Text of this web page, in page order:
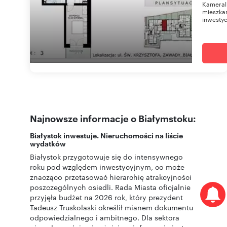
Najnowsze informacje o Białymstoku:
Białystok inwestuje. Nieruchomości na liście
wydatków
Białystok przygotowuje się do intensywnego
roku pod względem inwestycyjnym, co może
znacząco przetasować hierarchię atrakcyjności
poszczególnych osiedli. Rada Miasta oficjalnie
przyjęła budżet na 2026 rok, który prezydent
Tadeusz Truskolaski określił mianem dokumentu
odpowiedzialnego i ambitnego. Dla sektora